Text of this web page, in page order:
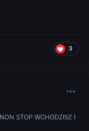
3
STOP WCHODZISZ I